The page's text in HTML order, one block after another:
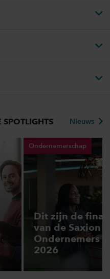
Nieuws
Ondernemerschap
Dit zijn de
van de Saxion
Ondernemers
2026